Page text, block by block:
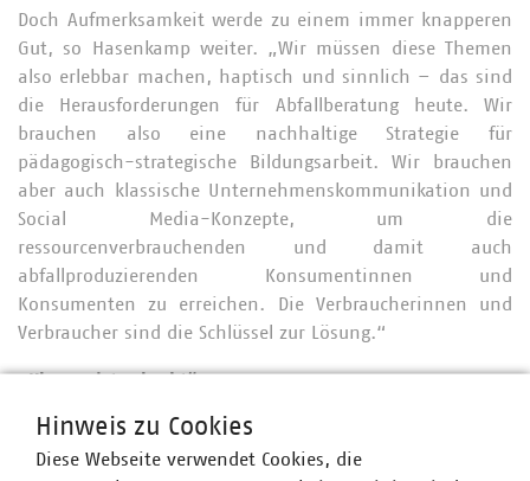
Doch Aufmerksamkeit werde zu einem immer knapperen
Gut, so Hasenkamp weiter. „Wir müssen diese Themen
also erlebbar machen, haptisch und sinnlich – das sind
die Herausforderungen für Abfallberatung heute. Wir
brauchen also eine nachhaltige Strategie für
pädagogisch-strategische Bildungsarbeit. Wir brauchen
aber auch klassische Unternehmenskommunikation und
Social Media-Konzepte, um die
ressourcenverbrauchenden und damit auch
abfallproduzierenden Konsumentinnen und
Konsumenten zu erreichen. Die Verbraucherinnen und
Verbraucher sind die Schlüssel zur Lösung.“
„Klauen ist erlaubt“
Auch in den Workshops und Diskussionen wurde auf dem
Kongress deutlich: Der Stellenwert der Abfallberatung
Hinweis zu Cookies
Diese Webseite verwendet Cookies, die